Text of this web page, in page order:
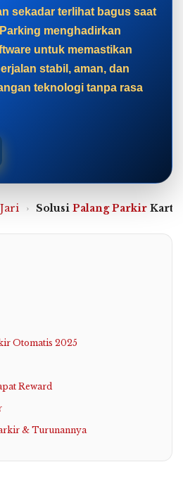
sekadar terlihat bagus saat
menghadirkan
untuk memastikan
stabil, aman, dan
teknologi tanpa rasa
› Solusi Palang Parkir Kartu
Otomatis 2025
Reward
& Turunannya